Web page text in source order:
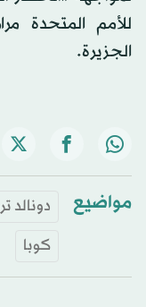
للأمم المتحدة
الجزيرة.
مواضيع دونالد
كوبا